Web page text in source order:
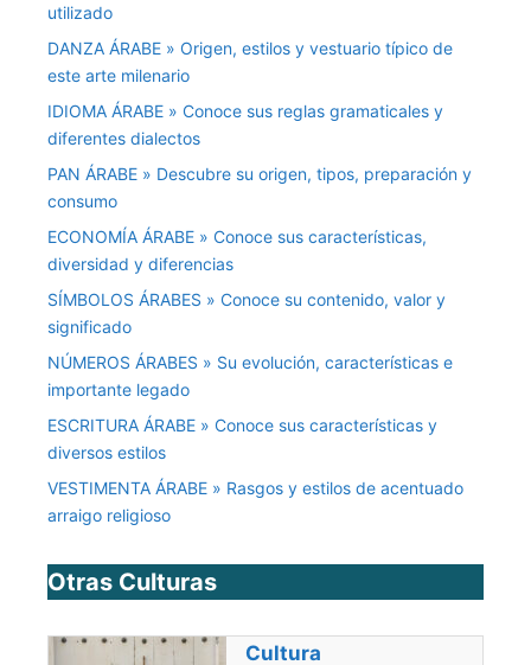
utilizado
DANZA ÁRABE » Origen, estilos y vestuario típico de
este arte milenario
IDIOMA ÁRABE » Conoce sus reglas gramaticales y
diferentes dialectos
PAN ÁRABE » Descubre su origen, tipos, preparación y
consumo
ECONOMÍA ÁRABE » Conoce sus características,
diversidad y diferencias
SÍMBOLOS ÁRABES » Conoce su contenido, valor y
significado
NÚMEROS ÁRABES » Su evolución, características e
importante legado
ESCRITURA ÁRABE » Conoce sus características y
diversos estilos
VESTIMENTA ÁRABE » Rasgos y estilos de acentuado
arraigo religioso
Otras Culturas
Cultura